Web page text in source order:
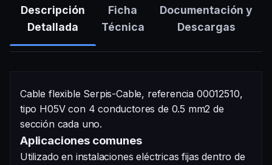
Descripción
Detallada
Ficha
Técnica
Documentación y
Descargas
Cable flexible Serpis-Cable, referencia 00012510,
tipo H05V con 4 conductores de 0.5 mm2 de
sección cada uno.
Aplicaciones comunes
Utilizado en instalaciones eléctricas fijas dentro de